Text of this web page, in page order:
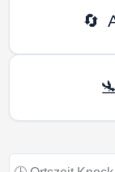
🔄